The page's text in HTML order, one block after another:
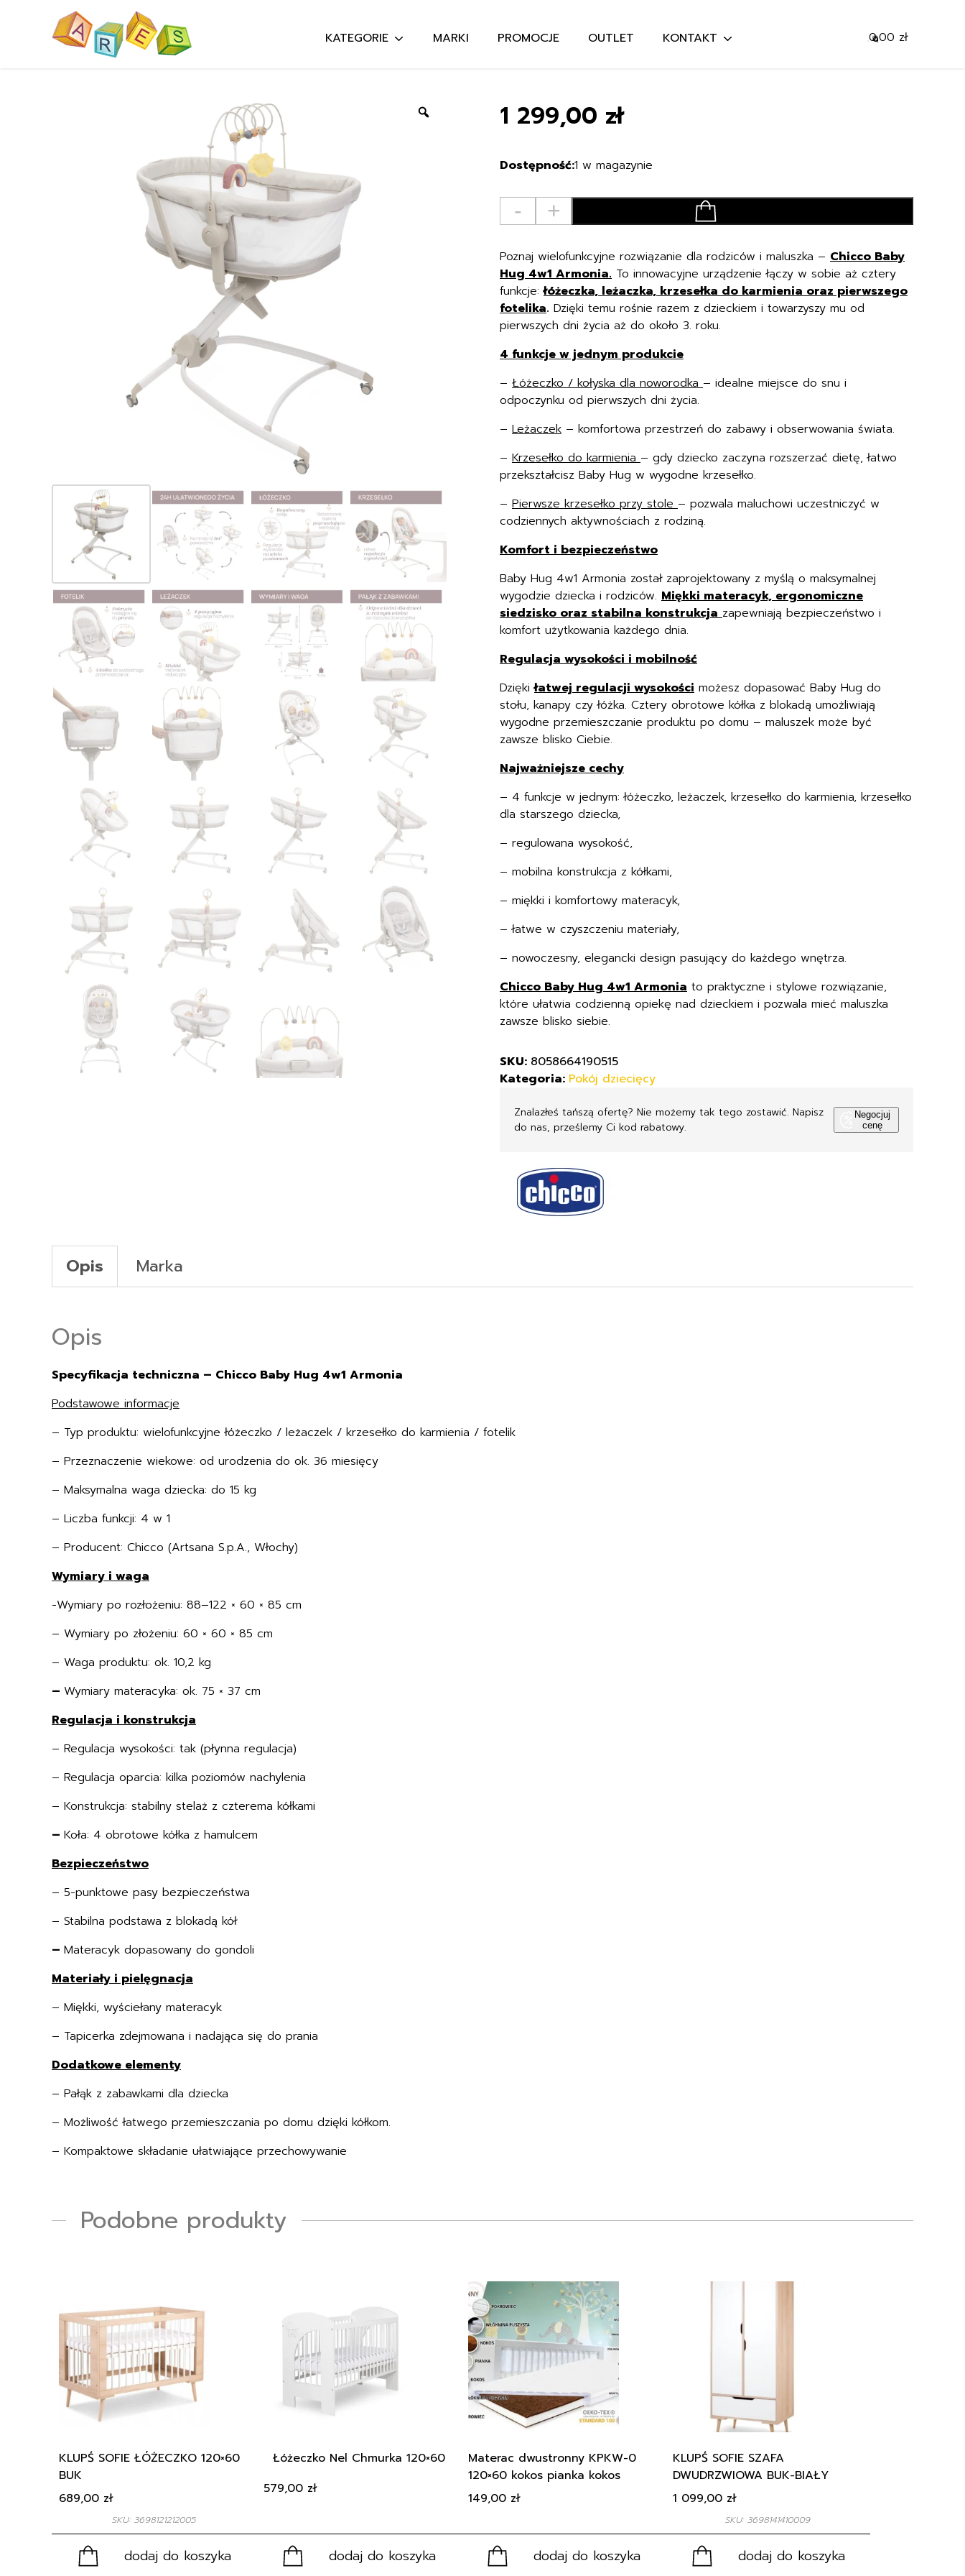
KATEGORIE MARKI PROMOCJE OUTLET KONTAKT 0
0,00 zł
1 299,00 zł
1 w magazynie
-
CHICCO
BABY
HUG
4W1
ARMONIA
MOTHER
+
Poznaj wielofunkcyjne rozwiązanie dla rodziców i maluszka – Chicco Baby
Hug 4w1 Armonia. To innowacyjne urządzenie łączy w sobie aż cztery
funkcje:łóżeczka, leżaczka, krzesełka do karmienia oraz pierwszego
fotelika. Dzięki temu rośnie razem z dzieckiem i towarzyszy mu od
pierwszych dni życia aż do około 3. roku.
4 funkcje w jednym produkcie
– Łóżeczko / kołyska dla noworodka– idealne miejsce do snu i
odpoczynku od pierwszych dni życia.
– Leżaczek – komfortowa przestrzeń do zabawy i obserwowania świata.
– Krzesełko do karmienia– gdy dziecko zaczyna rozszerzać dietę, łatwo
przekształcisz Baby Hug w wygodne krzesełko.
– Pierwsze krzesełko przy stole– pozwala maluchowi uczestniczyć w
codziennych aktywnościach z rodziną.
Komfort i bezpieczeństwo
Baby Hug 4w1 Armonia został zaprojektowany z myślą o maksymalnej
wygodzie dziecka i rodziców. Miękki materacyk, ergonomiczne
siedzisko oraz stabilna konstrukcja zapewniają bezpieczeństwo i
komfort użytkowania każdego dnia.
Regulacja wysokości i mobilność
Dziękiłatwej regulacji wysokości możesz dopasować Baby Hug do
stołu, kanapy czy łóżka. Cztery obrotowe kółka z blokadą umożliwiają
wygodne przemieszczanie produktu po domu – maluszek może być
zawsze blisko Ciebie.
Najważniejsze cechy
– 4 funkcje w jednym: łóżeczko, leżaczek, krzesełko do karmienia, krzesełko
dla starszego dziecka,
– regulowana wysokość,
– mobilna konstrukcja z kółkami,
– miękki i komfortowy materacyk,
– łatwe w czyszczeniu materiały,
– nowoczesny, elegancki design pasujący do każdego wnętrza.
Chicco Baby Hug 4w1 Armonia to praktyczne i stylowe rozwiązanie,
które ułatwia codzienną opiekę nad dzieckiem i pozwala mieć maluszka
zawsze blisko siebie.
SKU: 8058664190515
Kategoria: Pokój dziecięcy
Znalazłeś tańszą ofertę? Nie możemy tak tego zostawić. Napisz
do nas, prześlemy Ci kod rabatowy.
Negocjuj
cenę
Opis Marka
Opis
Specyfikacja techniczna – Chicco Baby Hug 4w1 Armonia
Podstawowe informacje
– Typ produktu: wielofunkcyjne łóżeczko / leżaczek / krzesełko do karmienia / fotelik
– Przeznaczenie wiekowe: od urodzenia do ok. 36 miesięcy
– Maksymalna waga dziecka: do 15 kg
– Liczba funkcji: 4 w 1
– Producent: Chicco (Artsana S.p.A., Włochy)
Wymiary i waga
-Wymiary po rozłożeniu: 88–122 × 60 × 85 cm
– Wymiary po złożeniu: 60 × 60 × 85 cm
– Waga produktu: ok. 10,2 kg
– Wymiary materacyka: ok. 75 × 37 cm
Regulacja i konstrukcja
– Regulacja wysokości: tak (płynna regulacja)
– Regulacja oparcia: kilka poziomów nachylenia
– Konstrukcja: stabilny stelaż z czterema kółkami
– Koła: 4 obrotowe kółka z hamulcem
Bezpieczeństwo
– 5-punktowe pasy bezpieczeństwa
– Stabilna podstawa z blokadą kół
– Materacyk dopasowany do gondoli
Materiały i pielęgnacja
– Miękki, wyściełany materacyk
– Tapicerka zdejmowana i nadająca się do prania
Dodatkowe elementy
– Pałąk z zabawkami dla dziecka
– Możliwość łatwego przemieszczania po domu dzięki kółkom.
– Kompaktowe składanie ułatwiające przechowywanie
Podobne produkty
KLUPŚ SOFIE ŁÓŻECZKO 120×60
BUK
SKU: 3698121212005
689,00 zł
dodaj do koszyka
Łóżeczko Nel Chmurka 120×60
579,00 zł
dodaj do koszyka
Materac dwustronny KPKW-0
120×60 kokos pianka kokos
149,00 zł
dodaj do koszyka
KLUPŚ SOFIE SZAFA
DWUDRZWIOWA BUK-BIAŁY
SKU: 3698141410009
1 099,00 zł
dodaj do koszyka